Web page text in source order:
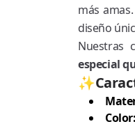
más
diseño
Nuestras
especial
Color: